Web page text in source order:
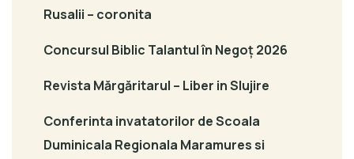
Rusalii – coronita
Concursul Biblic Talantul în Negoț 2026
Revista Mărgăritarul – Liber in Slujire
Conferinta invatatorilor de Scoala
Duminicala Regionala Maramures si